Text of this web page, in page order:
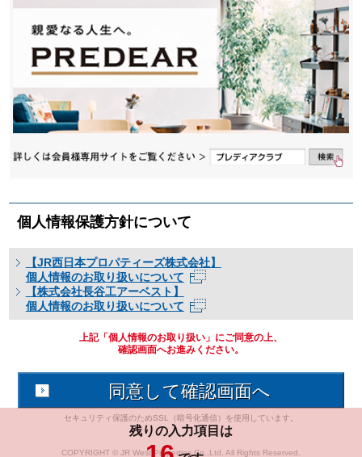
残りの入力項目は
個人情報保護方針について
【JR西日本プロパティーズ株式会社】
個人情報のお取り扱いについて
【株式会社長谷工アーベスト】
個人情報のお取り扱いについて
上記「個人情報のお取り扱い」にご同意の上、
確認画面へお進みください。
セキュリティ保護のためSSL（暗号化通信）を使用しています。
COPYRIGHT © JR West Properties Co.,Ltd. All Rights Reserved.